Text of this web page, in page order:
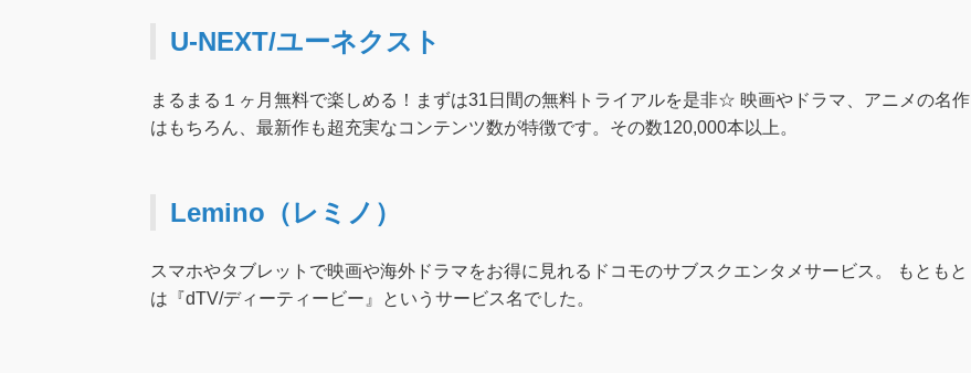
U-NEXT/ユーネクスト
まるまる１ヶ月無料で楽しめる！まずは31日間の無料トライアルを是非☆ 映画やドラマ、アニメの名作
はもちろん、最新作も超充実なコンテンツ数が特徴です。その数120,000本以上。
Lemino（レミノ）
スマホやタブレットで映画や海外ドラマをお得に見れるドコモのサブスクエンタメサービス。 もともと
は『dTV/ディーティービー』というサービス名でした。